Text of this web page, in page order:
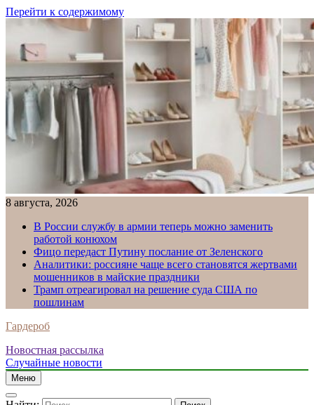
Перейти к содержимому
8 августа, 2026
В России службу в армии теперь можно заменить
работой конюхом
Фицо передаст Путину послание от Зеленского
Аналитики: россияне чаще всего становятся жертвами
мошенников в майские праздники
Трамп отреагировал на решение суда США по
пошлинам
Гардероб
Новостная рассылка
Случайные новости
Меню